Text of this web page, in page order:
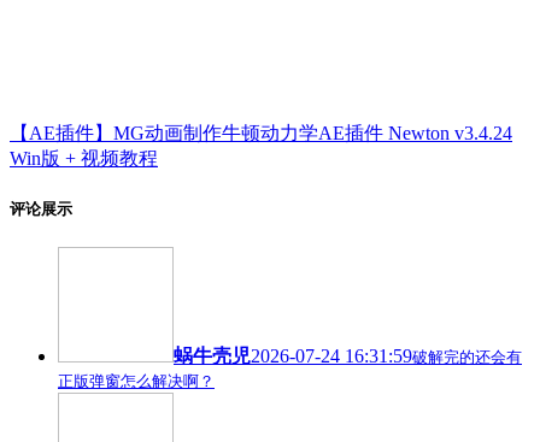
【AE插件】MG动画制作牛顿动力学AE插件 Newton v3.4.24
Win版 + 视频教程
评论展示
蜗牛壳児2026-07-24 16:31:59破解完的还会有
正版弹窗怎么解决啊？